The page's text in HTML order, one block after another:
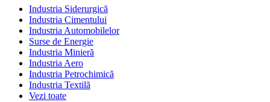
Industria Siderurgică
Industria Cimentului
Industria Automobilelor
Surse de Energie
Industria Minieră
Industria Aero
Industria Petrochimică
Industria Textilă
Vezi toate